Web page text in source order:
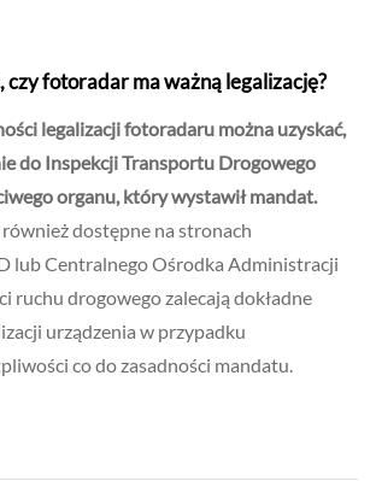
czy fotoradar ma ważną legalizację?
legalizacji fotoradaru można uzyskać,
do Inspekcji Transportu Drogowego
organu, który wystawił mandat.
dostępne na stronach
lub Centralnego Ośrodka Administracji
ruchu drogowego zalecają dokładne
urządzenia w przypadku
co do zasadności mandatu.